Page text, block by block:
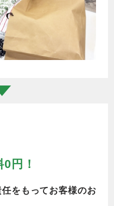
円！
をもってお客様のお